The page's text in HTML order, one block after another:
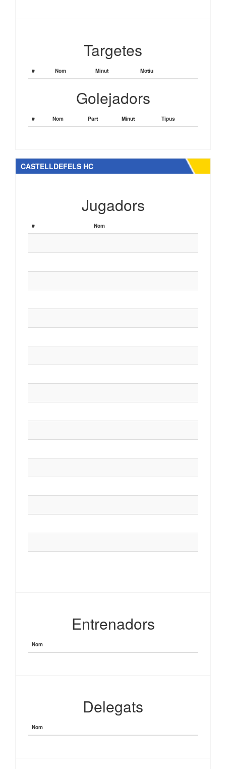
Targetes
# Nom Minut Motiu
Golejadors
# Nom Part Minut Tipus
CASTELLDEFELS HC
Jugadors
# Nom
Entrenadors
Nom
Delegats
Nom